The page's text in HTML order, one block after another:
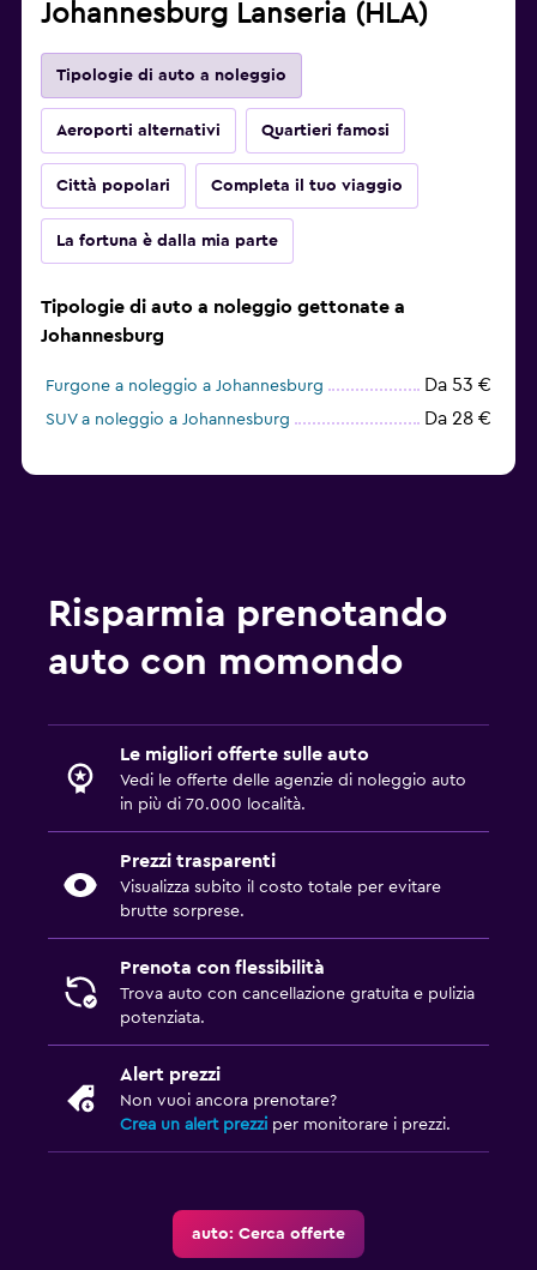
Johannesburg Lanseria (HLA)
Tipologie di auto a noleggio
Aeroporti alternativi Quartieri famosi
Città popolari Completa il tuo viaggio
La fortuna è dalla mia parte
Tipologie di auto a noleggio gettonate a
Johannesburg
Furgone a noleggio a Johannesburg Da 53 €
SUV a noleggio a Johannesburg Da 28 €
Risparmia prenotando
auto con momondo
Le migliori offerte sulle auto
Vedi le offerte delle agenzie di noleggio auto
in più di 70.000 località.
Prezzi trasparenti
Visualizza subito il costo totale per evitare
brutte sorprese.
Prenota con flessibilità
Trova auto con cancellazione gratuita e pulizia
potenziata.
Alert prezzi
Non vuoi ancora prenotare?
Crea un alert prezzi per monitorare i prezzi.
auto: Cerca offerte